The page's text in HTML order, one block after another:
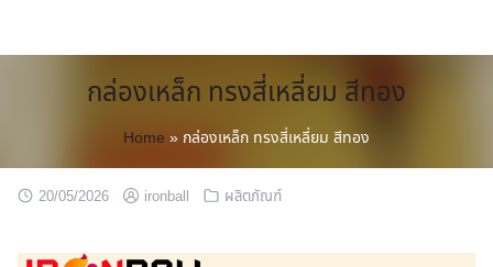
กล่องเหล็ก ทรงสี่เหลี่ยม สีทอง
Home » กล่องเหล็ก ทรงสี่เหลี่ยม สีทอง
20/05/2026 ironball ผลิตภัณฑ์